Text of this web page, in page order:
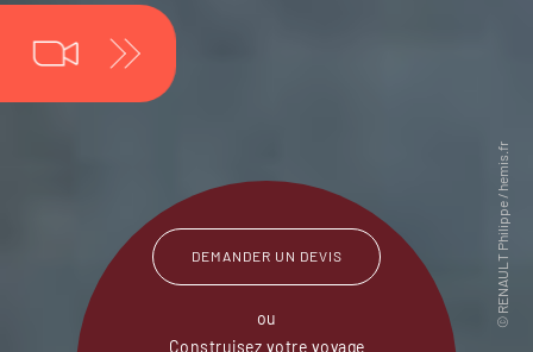
DEMANDER UN DEVIS
ou
Construisez votre voyage